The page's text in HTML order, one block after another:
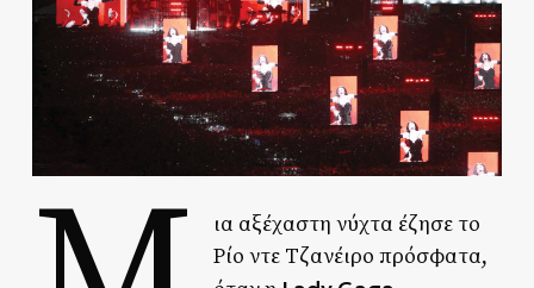
ια αξέχαστη νύχτα έζησε το
Ρίο ντε Τζανέιρο πρόσφατα,